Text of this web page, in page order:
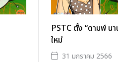
PSTC ตั้ง “ดามพ์ น
ใหม่
31 มกราคม 2566